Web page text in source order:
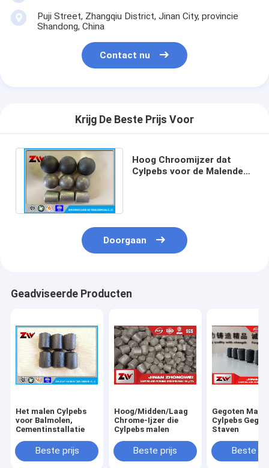
Puji Street, Zhangqiu District, Jinan City, provincie
Shandong, China
Contact nu
Krijg De Beste Prijs Voor
Hoog Chroomijzer dat
Cylpebs voor de Malende
Doorgaan
Geadviseerde Producten
Het malen Cylpebs
voor Balmolen,
Cementinstallatie
Beste prijs
Hoog/Midden/Laag
Chrome-Ijzer die
Cylpebs malen
Beste prijs
Gegoten
Cylpebs
Staven
Beste